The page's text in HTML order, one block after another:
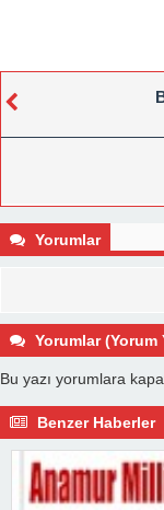
Yorumlar
Yorumlar (Yorum
Bu yazı yorumlara
Benzer Haberler